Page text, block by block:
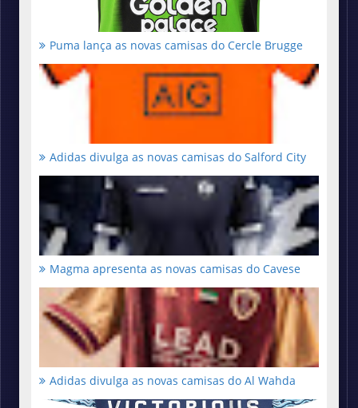
Puma lança as novas camisas do Cercle Brugge
Adidas divulga as novas camisas do Salford City
Magma apresenta as novas camisas do Cavese
Adidas divulga as novas camisas do Al Wahda